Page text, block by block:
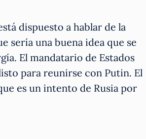
dispuesto a hablar de la
sería una buena idea que se
El mandatario de Estados
para reunirse con Putin. El
es un intento de Rusia por